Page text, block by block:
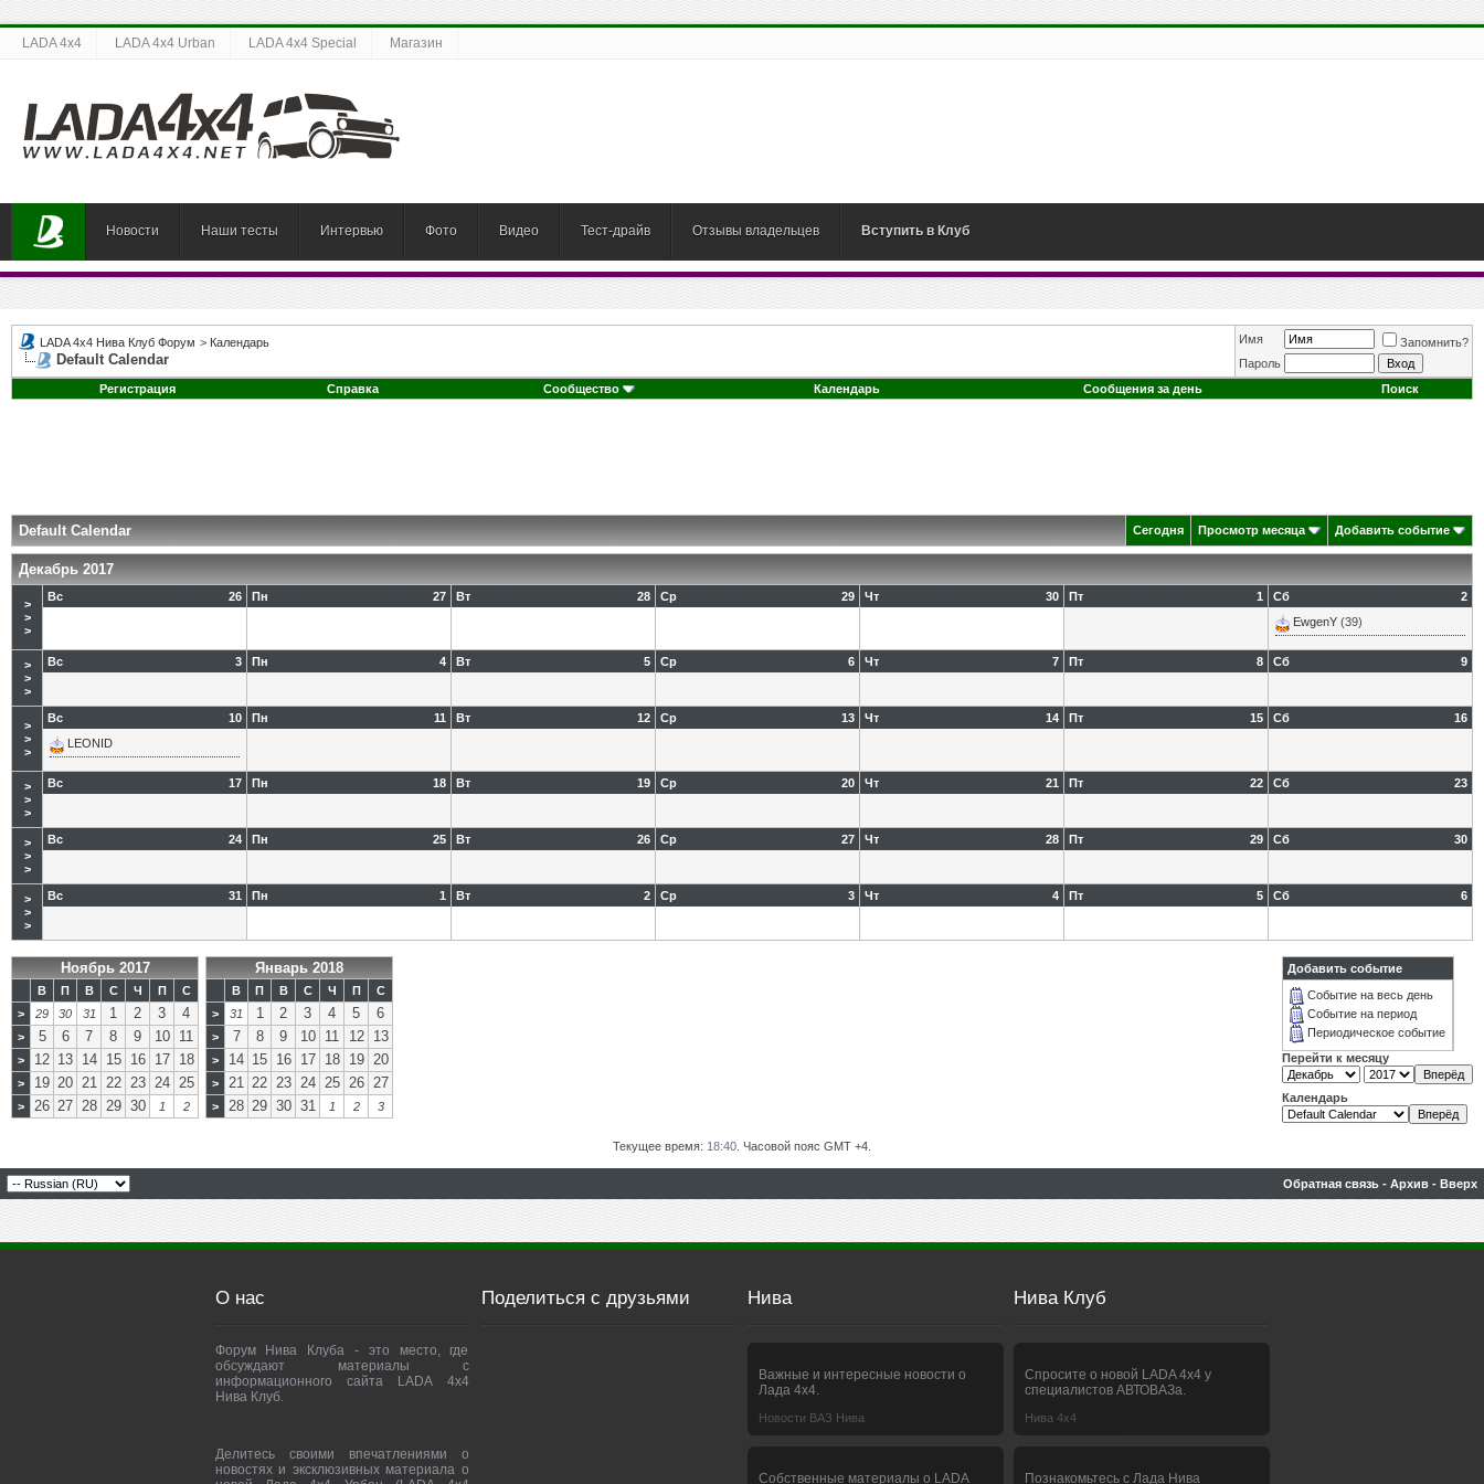
LADA 4x4 LADA 4x4 Urban LADA 4x4 Special Магазин
Новости Наши тесты Интервью Фото Видео Тест-драйв Отзывы владельцев Вступить в Клуб
LADA 4x4 Нива Клуб Форум > Календарь
Default Calendar
Имя
Запомнить?
Пароль
Регистрация
Справка Сообщество Календарь Сообщения за день Поиск
Default Calendar Сегодня Просмотр месяца Добавить событие
Декабрь 2017
>
>
>
26
Вс 27
Пн 28
Вт 29
Ср 30
Чт 1
Пт 2
Сб
EwgenY (39)
>
>
>
3
Вс 4
Пн 5
Вт 6
Ср 7
Чт 8
Пт 9
Сб
>
>
>
10
Вс
LEONID
11
Пн 12
Вт 13
Ср 14
Чт 15
Пт 16
Сб
>
>
>
17
Вс 18
Пн 19
Вт 20
Ср 21
Чт 22
Пт 23
Сб
>
>
>
24
Вс 25
Пн 26
Вт 27
Ср 28
Чт 29
Пт 30
Сб
>
>
>
31
Вс 1
Пн 2
Вт 3
Ср 4
Чт 5
Пт 6
Сб
Ноябрь 2017
В П В С Ч П
С
>
29 30 31 1 2 3 4
> 5 6 7 8 9 10 11
> 12 13 14 15 16 17 18
> 19 20 21 22 23 24 25
> 26 27 28 29 30 1 2
Январь 2018
В П В С Ч П
С
>
31 1 2 3 4 5 6
> 7 8 9 10 11 12 13
> 14 15 16 17 18 19 20
> 21 22 23 24 25 26 27
> 28 29 30 31 1 2 3
Добавить событие
Событие на весь день
Событие на период
Периодическое событие
Перейти к месяцу
Календарь
Текущее время: 18:40 . Часовой пояс GMT +4.
Обратная связь - Архив - Вверх
О нас
Форум Нива Клуба - это место, где
обсуждают материалы с
информационного сайта LADA 4x4
Нива Клуб.
Делитесь своими впечатлениями о
новостях и эксклюзивных материала о
Поделиться с друзьями Нива
Важные и интересные новости о
Лада 4х4.
Новости ВАЗ Нива
Собственные материалы о LADA
Нива Клуб
Спросите о новой LADA 4x4 у
специалистов АВТОВАЗа.
Нива 4х4
Познакомьтесь с Лада Нива